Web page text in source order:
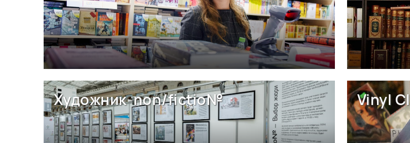
Художник non/fictio№ Vinyl